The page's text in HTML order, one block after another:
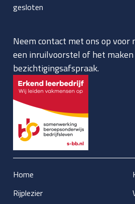
gesloten
Neem contact met ons op
een inruilvoorstel of het maken
bezichtigingsafspraak.
Home
Rijplezier